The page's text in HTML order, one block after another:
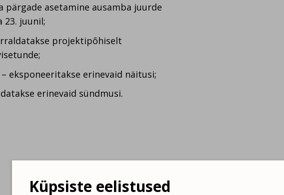
pärgade asetamine ausamba juurde
23. juunil;
projektipõhiselt
eksponeeritakse erinevaid näitusi;
erinevaid sündmusi.
Küpsiste eelistused